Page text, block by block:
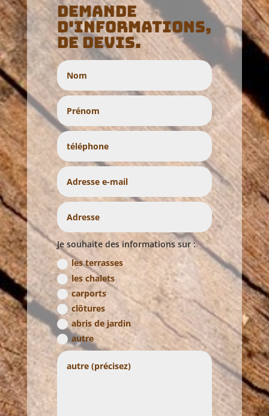
Demande
d'informations,
de devis.
Je souhaite des informations sur :
les terrasses
les chalets
carports
clôtures
abris de jardin
autre